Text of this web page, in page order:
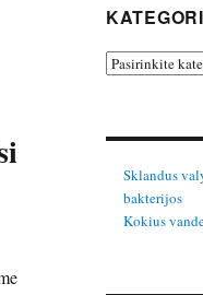
Kategorijos
Sklandus
bakterijos
Kokius